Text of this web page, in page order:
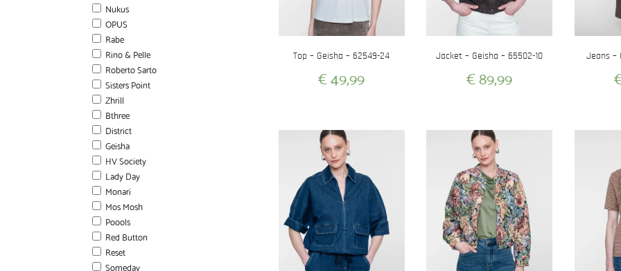
Nukus
OPUS
Rabe
Rino & Pelle
Roberto Sarto
Sisters Point
Zhrill
Bthree
District
Geisha
HV Society
Lady Day
Monari
Mos Mosh
Poools
Red Button
Reset
Someday
Top – Geisha – 62549-24
€49,99
heeft
meerdere
variaties.
Deze
optie
kan
gekozen
worden
Jacket – Geisha – 65502-10
€89,99
heeft
meerdere
variaties.
Deze
optie
kan
gekozen
worden
Jeans –